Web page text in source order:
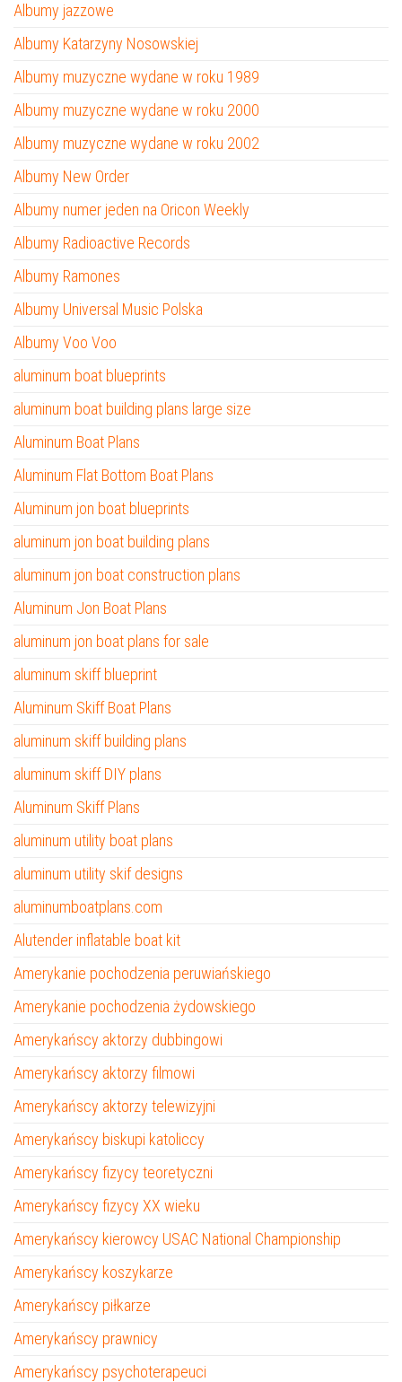
Albumy jazzowe
Albumy Katarzyny Nosowskiej
Albumy muzyczne wydane w roku 1989
Albumy muzyczne wydane w roku 2000
Albumy muzyczne wydane w roku 2002
Albumy New Order
Albumy numer jeden na Oricon Weekly
Albumy Radioactive Records
Albumy Ramones
Albumy Universal Music Polska
Albumy Voo Voo
aluminum boat blueprints
aluminum boat building plans large size
Aluminum Boat Plans
Aluminum Flat Bottom Boat Plans
Aluminum jon boat blueprints
aluminum jon boat building plans
aluminum jon boat construction plans
Aluminum Jon Boat Plans
aluminum jon boat plans for sale
aluminum skiff blueprint
Aluminum Skiff Boat Plans
aluminum skiff building plans
aluminum skiff DIY plans
Aluminum Skiff Plans
aluminum utility boat plans
aluminum utility skif designs
aluminumboatplans.com
Alutender inflatable boat kit
Amerykanie pochodzenia peruwiańskiego
Amerykanie pochodzenia żydowskiego
Amerykańscy aktorzy dubbingowi
Amerykańscy aktorzy filmowi
Amerykańscy aktorzy telewizyjni
Amerykańscy biskupi katoliccy
Amerykańscy fizycy teoretyczni
Amerykańscy fizycy XX wieku
Amerykańscy kierowcy USAC National Championship
Amerykańscy koszykarze
Amerykańscy piłkarze
Amerykańscy prawnicy
Amerykańscy psychoterapeuci